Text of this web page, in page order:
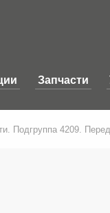
Запчасти
Подгруппа 4209.